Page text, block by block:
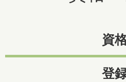
資
登